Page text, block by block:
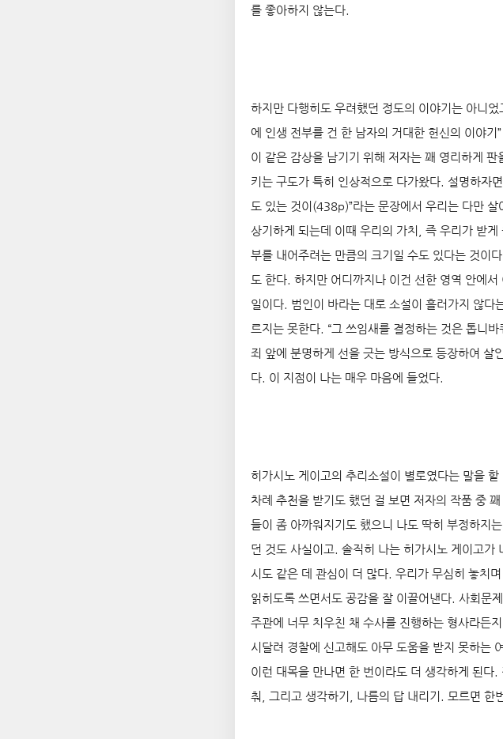
를 좋아하지 않는다.
하지만 다행히도 우려했던 정도의 이야기는 아니
에 인생 전부를 건 한 남자의 거대한 헌신의 이야
이 같은 감상을 남기기 위해 저자는 꽤 영리하게
키는 구도가 특히 인상적으로 다가왔다. 설명하자
도 있는 것이(438p)”라는 문장에서 우리는 다만
상기하게 되는데 이때 우리의 가치, 즉 우리가 받게
부를 내어주려는 만큼의 크기일 수도 있다는 것이
도 한다. 하지만 어디까지나 이건 선한 영역 안에
일이다. 범인이 바라는 대로 소설이 흘러가지 않다
르지는 못한다. “그 쓰임새를 결정하는 것은 톱니
죄 앞에 분명하게 선을 긋는 방식으로 등장하여 살
다. 이 지점이 나는 매우 마음에 들었다.
히가시노 게이고의 추리소설이 별로였다는 말을 할
차례 추천을 받기도 했던 걸 보면 저자의 작품 중
들이 좀 아까워지기도 했으니 나도 딱히 부정하지
던 것도 사실이고. 솔직히 나는 히가시노 게이고
시도 같은 데 관심이 더 많다. 우리가 무심히 놓치
읽히도록 쓰면서도 공감을 잘 이끌어낸다. 사회문
주관에 너무 치우친 채 수사를 진행하는 형사라든
시달려 경찰에 신고해도 아무 도움을 받지 못하는
이런 대목을 만나면 한 번이라도 더 생각하게 된다
춰, 그리고 생각하기, 나름의 답 내리기. 모르면 한